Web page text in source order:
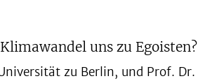
uns zu Egoisten?
zu Berlin, und Prof. Dr.